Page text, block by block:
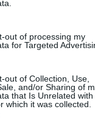
out of processing my
for Targeted
out of Collection, Use,
and/or Sharing of
that Is Unrelated
which it was collected.
mit érdemes
húsvéti
macskaköves